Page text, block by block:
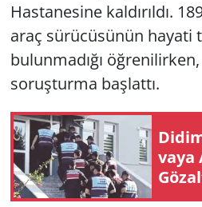
Hastanesine kaldırıldı.
araç sürücüsünün hayati
bulunmadığı
soruşturma başlattı.
va­ya